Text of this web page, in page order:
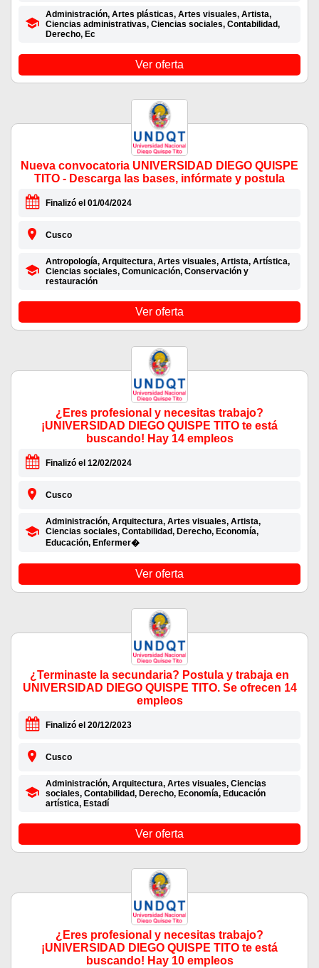
Administración, Artes plásticas, Artes visuales, Artista,
Ciencias administrativas, Ciencias sociales, Contabilidad,
Derecho, Ec
Ver oferta
Nueva convocatoria UNIVERSIDAD DIEGO QUISPE
TITO - Descarga las bases, infórmate y postula
Finalizó el 01/04/2024
Cusco
Antropología, Arquitectura, Artes visuales, Artista, Artística,
Ciencias sociales, Comunicación, Conservación y
restauración
Ver oferta
¿Eres profesional y necesitas trabajo?
¡UNIVERSIDAD DIEGO QUISPE TITO te está
buscando! Hay 14 empleos
Finalizó el 12/02/2024
Cusco
Administración, Arquitectura, Artes visuales, Artista,
Ciencias sociales, Contabilidad, Derecho, Economía,
Educación, Enfermer�
Ver oferta
¿Terminaste la secundaria? Postula y trabaja en
UNIVERSIDAD DIEGO QUISPE TITO. Se ofrecen 14
empleos
Finalizó el 20/12/2023
Cusco
Administración, Arquitectura, Artes visuales, Ciencias
sociales, Contabilidad, Derecho, Economía, Educación
artística, Estadí
Ver oferta
¿Eres profesional y necesitas trabajo?
¡UNIVERSIDAD DIEGO QUISPE TITO te está
buscando! Hay 10 empleos